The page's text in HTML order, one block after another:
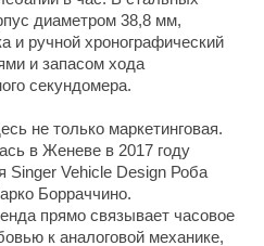
диаметром 38,8 мм,
и ручной хронографический
и запасом хода
секундомера.
не только маркетинговая.
в Женеве в 2017 году
Singer Vehicle Design Роба
Борраччино.
прямо связывает часовое
к аналоговой механике,